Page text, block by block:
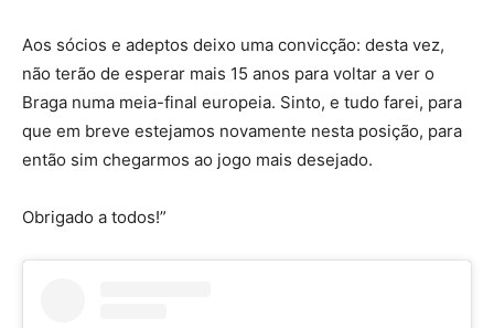
Aos sócios e adeptos deixo uma convicção: desta vez,
não terão de esperar mais 15 anos para voltar a ver o
Braga numa meia-final europeia. Sinto, e tudo farei, para
que em breve estejamos novamente nesta posição, para
então sim chegarmos ao jogo mais desejado.
Obrigado a todos!”